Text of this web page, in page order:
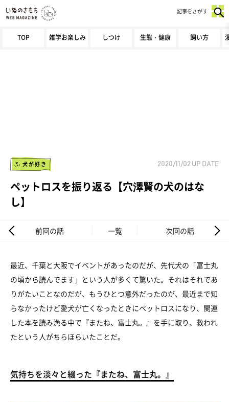
TOP 雑学お楽しみ しつけ 生態・健康 飼い方
記事をさがす
犬が好き 2020/11/02 UP DATE
ペットロスを振り返る【穴澤賢の犬のはな
し】
前回の話 一覧 次回の話
最近、千葉と大阪でイベントがあったのだが、先代犬の「富士丸
の頃から読んでます」という人が多くて驚いた。それはそれであ
りがたいことなのだが、もうひとつ意外だったのが、最近まで知
らなかったけど愛犬が亡くなったときにペットロスになり、関連
した本を読み漁る中で『またね、富士丸。』を手に取り、救われ
たという人がちらほらいたことだ。
気持ちを淡々と綴った『またね、富士丸。』